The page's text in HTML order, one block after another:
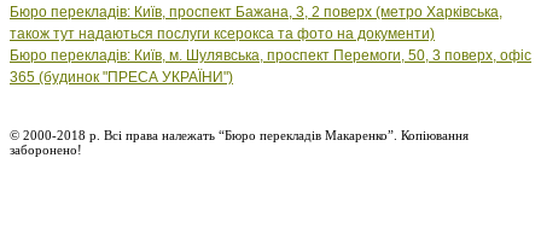
Бюро перекладів: Київ, проспект Бажана, 3, 2 поверх (метро Харківська,
також тут надаються послуги ксерокса та фото на документи)
Бюро перекладів: Київ, м. Шулявська, проспект Перемоги, 50, 3 поверх, офіс
365 (будинок "ПРЕСА УКРАЇНИ")
© 2000-2018 р. Всі права належать “Бюро перекладів Макаренко”. Копіювання
заборонено!